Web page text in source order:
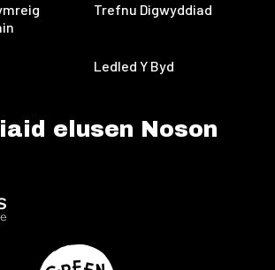
Trefnu Digwyddiad
Ledled Y Byd
elusen Noson